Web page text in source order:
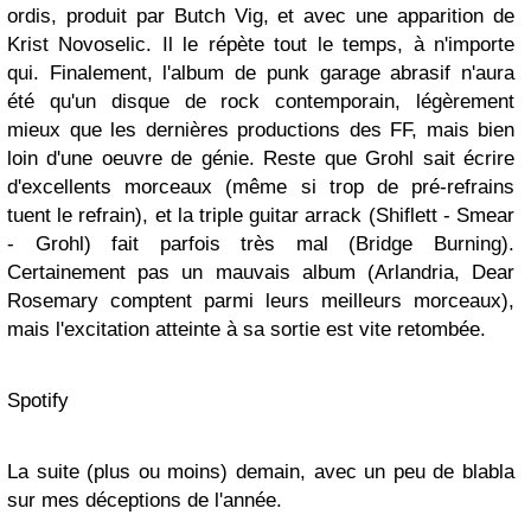
ordis, produit par Butch Vig, et avec une apparition de
Krist Novoselic. Il le répète tout le temps, à n'importe
qui. Finalement, l'album de punk garage abrasif n'aura
été qu'un disque de rock contemporain, légèrement
mieux que les dernières productions des FF, mais bien
loin d'une oeuvre de génie. Reste que Grohl sait écrire
d'excellents morceaux (même si trop de pré-refrains
tuent le refrain), et la triple guitar arrack (Shiflett - Smear
- Grohl) fait parfois très mal (Bridge Burning).
Certainement pas un mauvais album (Arlandria, Dear
Rosemary comptent parmi leurs meilleurs morceaux),
mais l'excitation atteinte à sa sortie est vite retombée.
Spotify
La suite (plus ou moins) demain, avec un peu de blabla
sur mes déceptions de l'année.